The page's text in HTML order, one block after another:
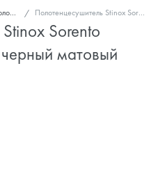
Полотенцесушитель Stinox Sorento 500x600 БП (1/2") черный матовый
Sorento
матовый